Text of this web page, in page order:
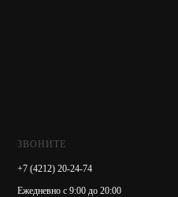
ЗВОНИТЕ
+7 (4212) 20-24-74
Ежедневно с 9:00 до 20:00